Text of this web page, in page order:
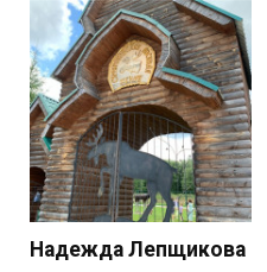
Надежда Лепщикова